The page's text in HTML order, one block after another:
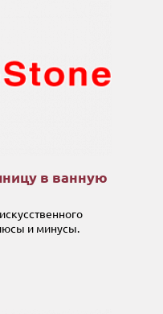
в ванную
и минусы.